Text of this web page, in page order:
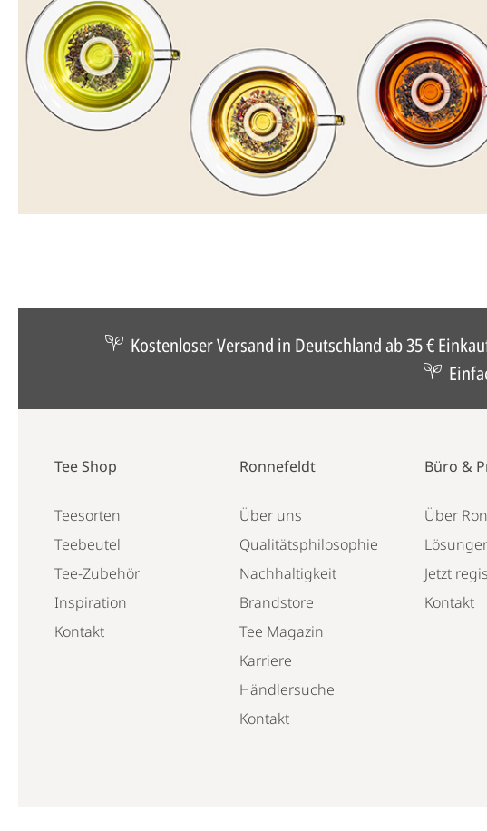
Kostenloser Versand in Deutschland ab 35 €
Tee Shop
Teesorten
Teebeutel
Tee-Zubehör
Inspiration
Kontakt
Ronnefeldt
Über uns
Qualitätsphilosophie
Nachhaltigkeit
Brandstore
Tee Magazin
Karriere
Händlersuche
Kontakt
Büro &
Über
Jetzt
Kontakt